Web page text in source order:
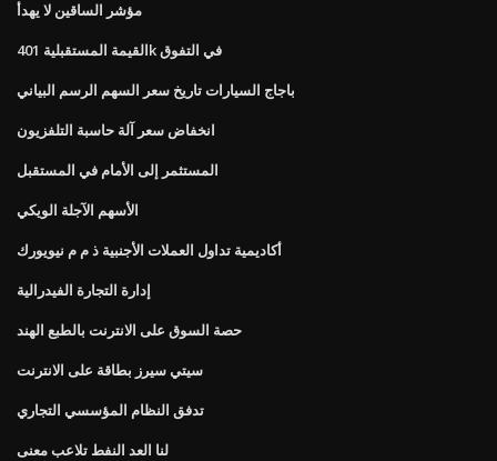
مؤشر الساقين لا يهدأ
القيمة المستقبلية 401k في التفوق
باجاج السيارات تاريخ سعر السهم الرسم البياني
انخفاض سعر آلة حاسبة التلفزيون
المستثمر إلى الأمام في المستقبل
الأسهم الآجلة الويكي
أكاديمية تداول العملات الأجنبية ذ م م نيويورك
إدارة التجارة الفيدرالية
حصة السوق على الانترنت بالطبع الهند
سيتي سيرز بطاقة على الانترنت
تدفق النظام المؤسسي التجاري
لنا العد النفط تلاعب معنى